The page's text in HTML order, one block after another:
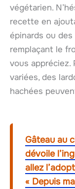
végétarien.
recette en
épinards ou
remplaçant le
vous
variées, des
hachées
Gâteau au
dévoile
allez
« Depuis